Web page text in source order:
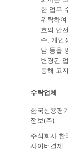
한 업무
위탁하
호의 안
수, 개인
담 등을
변경된
통해 고
수탁업체
한국신용평
정보(주)
주식회사 한
사이버결제